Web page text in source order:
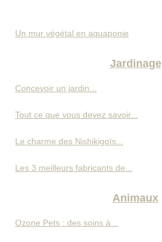
Un mur végétal en aquaponie
Jardinage
Concevoir un jardin...
Tout ce que vous devez savoir...
Le charme des Nishikigoïs...
Les 3 meilleurs fabricants de...
Animaux
Ozone Pets : des soins à...